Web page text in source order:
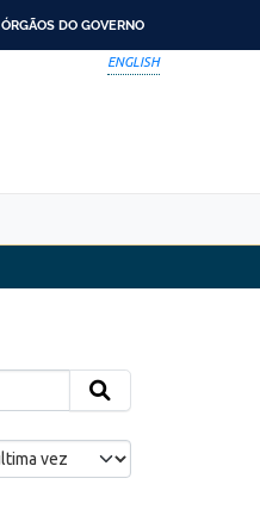
ÓRGÃOS DO GOVERNO
ENGLISH